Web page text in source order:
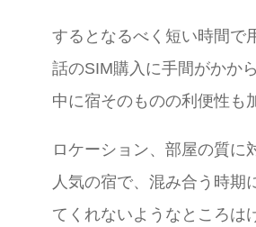
するとなるべく短い時間で
話のSIM購入に手間がかか
中に宿そのものの利便性も
ロケーション、部屋の質に
人気の宿で、混み合う時
てくれないようなところは